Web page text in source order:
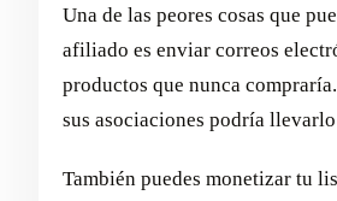
Una de las peores cosas que
afiliado es enviar correos
productos que nunca
sus asociaciones podría
También puedes monetizar tu